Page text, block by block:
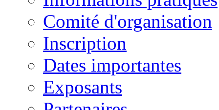
Comité d'organisation
Inscription
Dates importantes
Exposants